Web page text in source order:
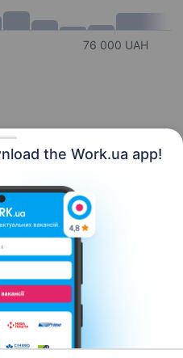
the Work.ua app!
76 000 UAH
us
Сareer
of use